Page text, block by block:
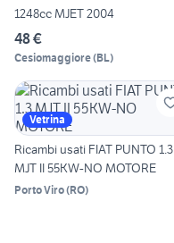
1248cc MJET 2004
48 €
Cesiomaggiore(BL)
Vetrina
Ricambi usati FIAT PUNTO 1.3
MJT II 55KW-NO MOTORE
Porto Viro(RO)